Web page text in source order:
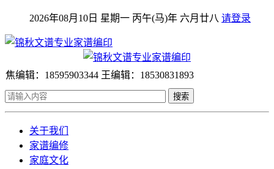
2026年08月10日 星期一 丙午(马)年 六月廿八 请登录
焦编辑：18595903344 王编辑：18530831893
搜索
关于我们
家谱编修
家庭文化